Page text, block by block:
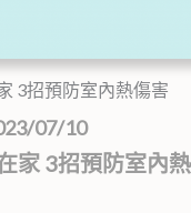
3招預防室內熱傷害
07/10
家 3招預防室內